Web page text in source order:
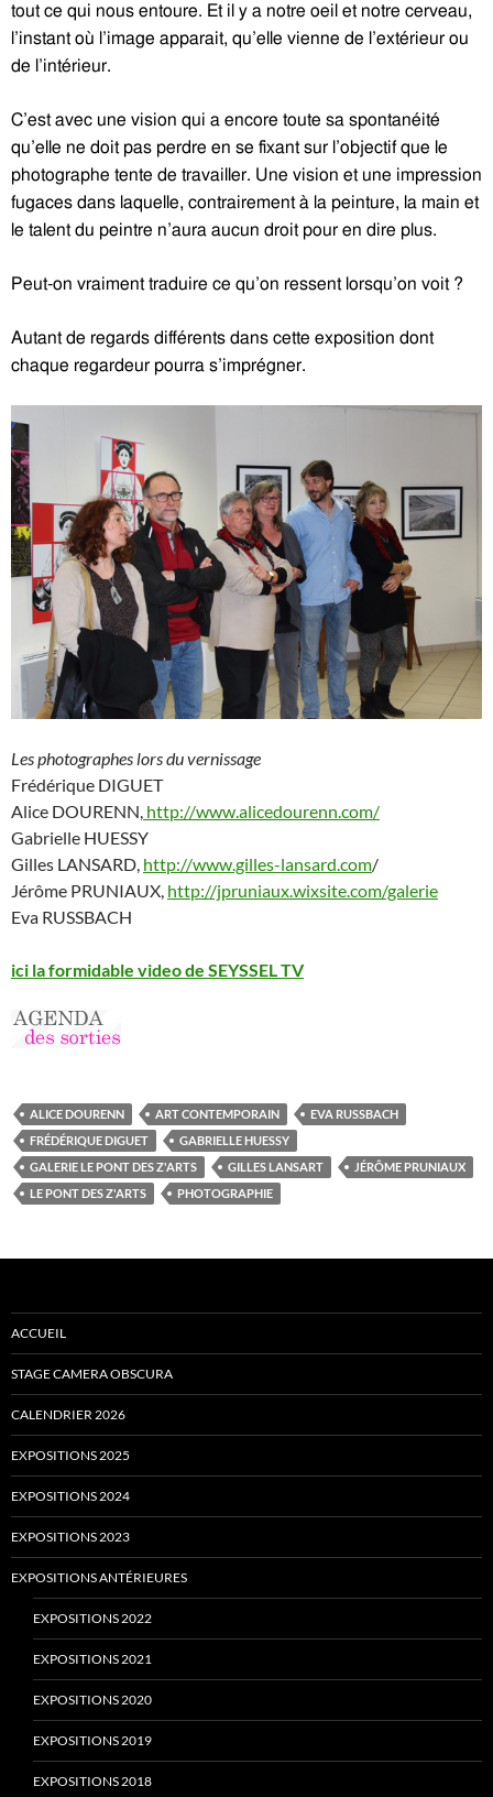
tout ce qui nous entoure. Et il y a notre oeil et notre cerveau,
l’instant où l’image apparait, qu’elle vienne de l’extérieur ou
de l’intérieur.
C’est avec une vision qui a encore toute sa spontanéité
qu’elle ne doit pas perdre en se fixant sur l’objectif que le
photographe tente de travailler. Une vision et une impression
fugaces dans laquelle, contrairement à la peinture, la main et
le talent du peintre n’aura aucun droit pour en dire plus.
Peut-on vraiment traduire ce qu’on ressent lorsqu’on voit ?
Autant de regards différents dans cette exposition dont
chaque regardeur pourra s’imprégner.
Les photographes lors du vernissage
Frédérique DIGUET
Alice DOURENN, http://www.alicedourenn.com/
Gabrielle HUESSY
Gilles LANSARD, http://www.gilles-lansard.com/
Jérôme PRUNIAUX, http://jpruniaux.wixsite.com/galerie
Eva RUSSBACH
ici la formidable video de SEYSSEL TV
ALICE DOURENN ART CONTEMPORAIN
EVA RUSSBACH
FRÉDÉRIQUE DIGUET
GABRIELLE HUESSY
GALERIE LE PONT DES Z'ARTS
GILLES LANSART
JÉRÔME PRUNIAUX
LE PONT DES Z'ARTS
PHOTOGRAPHIE
ACCUEIL
STAGE CAMERA OBSCURA
CALENDRIER 2026
EXPOSITIONS 2025
EXPOSITIONS 2024
EXPOSITIONS 2023
EXPOSITIONS ANTÉRIEURES
EXPOSITIONS 2022
EXPOSITIONS 2021
EXPOSITIONS 2020
EXPOSITIONS 2019
EXPOSITIONS 2018